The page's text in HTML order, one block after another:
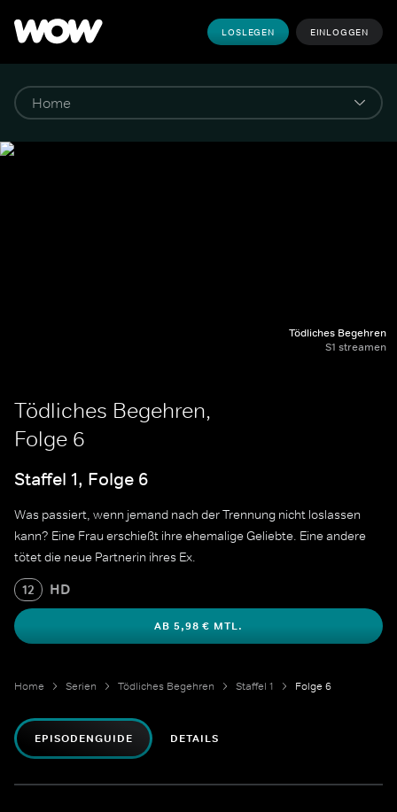
LOSLEGEN EINLOGGEN
Tödliches Begehren
S1 streamen
Tödliches Begehren,
Folge 6
Staffel 1, Folge 6
Was passiert, wenn jemand nach der Trennung nicht loslassen
kann? Eine Frau erschießt ihre ehemalige Geliebte. Eine andere
tötet die neue Partnerin ihres Ex.
12 HD
AB 5,98 € MTL.
Home Serien Tödliches Begehren Staffel 1 Folge 6
EPISODENGUIDE DETAILS